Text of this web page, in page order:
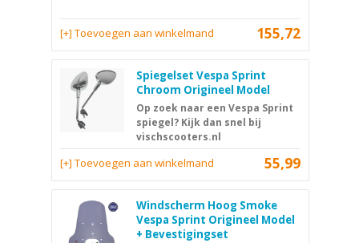
155,72
[+] Toevoegen aan winkelmand
Spiegelset Vespa Sprint
Chroom Origineel Model
Op zoek naar een Vespa Sprint
spiegel? Kijk dan snel bij
vischscooters.nl
55,99
[+] Toevoegen aan winkelmand
Windscherm Hoog Smoke
Vespa Sprint Origineel Model
+ Bevestigingset